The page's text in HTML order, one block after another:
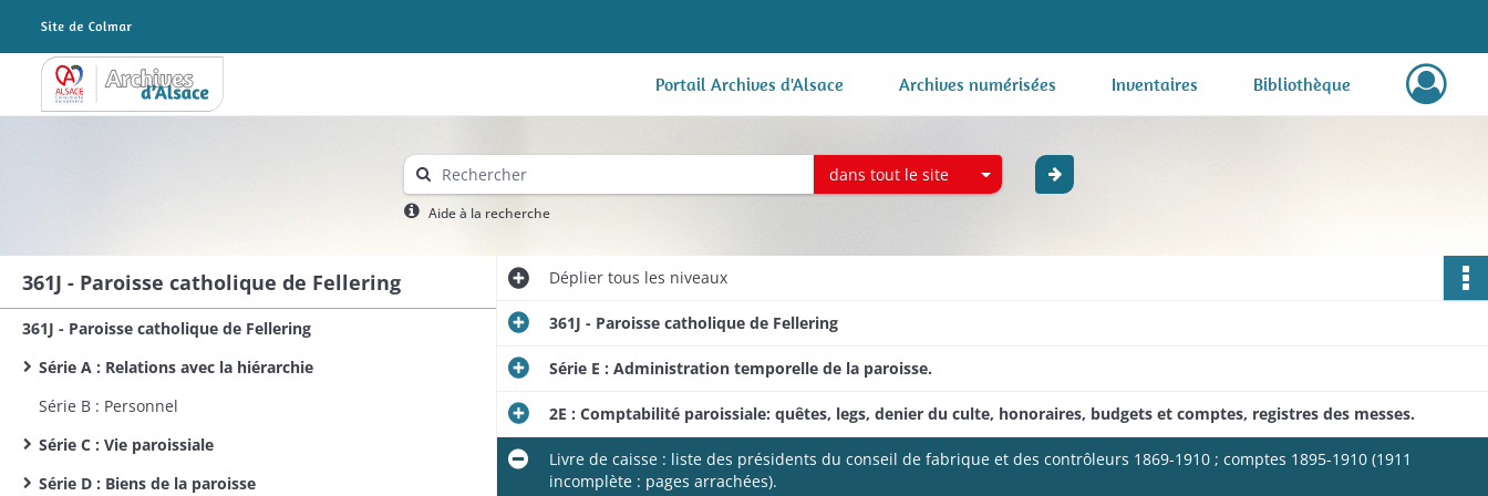
Archives Alsace - Colmar Portail Archives d'Alsace Archives numérisées Inventaires Bibliothèque
dans tout le site
Aide à la recherche
361J - Paroisse catholique de Fellering
361J - Paroisse catholique de Fellering
Série A : Relations avec la hiérarchie
Série B : Personnel
Série C : Vie paroissiale
Série D : Biens de la paroisse
Dépliertous les niveaux
361J - Paroisse catholique de Fellering
Série E : Administration temporelle de la paroisse.
2E : Comptabilité paroissiale: quêtes, legs, denier du culte, honoraires, budgets et comptes, registres des messes.
Livre de caisse : liste des présidents du conseil de fabrique et des contrôleurs 1869-1910 ; comptes 1895-1910 (1911
incomplète : pages arrachées).